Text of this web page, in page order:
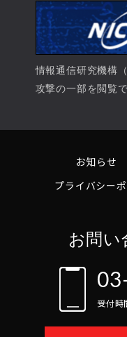
情報通信研究機構
攻撃の一部を閲覧
お知らせ
プライバシー
お問い
受付時